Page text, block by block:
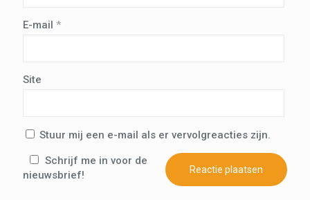
E-mail *
Site
Stuur mij een e-mail als er vervolgreacties zijn.
Schrijf me in voor de
nieuwsbrief!